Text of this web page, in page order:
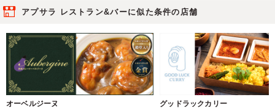
アプサラ レストラン&バーに似た条件の店舗
オーベルジーヌ グッドラックカリー